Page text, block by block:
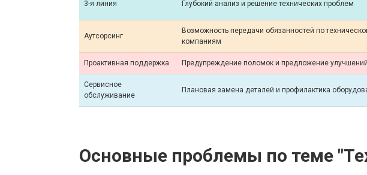
3-я линия Глубокий анализ и решение технических проблем
Аутсорсинг
Возможность передачи обязанностей по
компаниям
Проактивная поддержка Предупреждение поломок и предложение улучшений
Сервисное
обслуживание
Плановая замена деталей и профилактика
Основные проблемы по теме